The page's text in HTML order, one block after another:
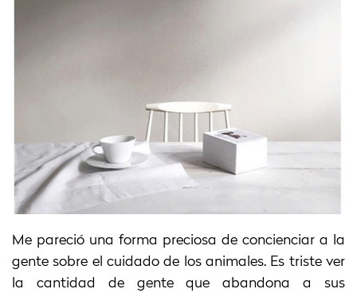
Me pareció una forma preciosa de concienciar a la
gente sobre el cuidado de los animales. Es triste ver
la cantidad de gente que abandona a sus